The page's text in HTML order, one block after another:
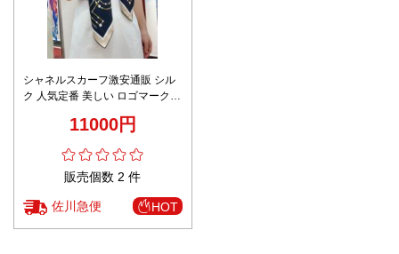
シャネルスカーフ激安通販 シル
ク 人気定番 美しい ロゴマーク
ス ブラウン11000円
販売個数 2 件
佐川急便 HOT